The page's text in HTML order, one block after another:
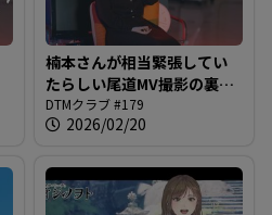
楠本さんが相当緊張してい
たらしい尾道MV撮影の裏話
＠DTMクラブ #179
DTMクラブ #179
2026/02/20